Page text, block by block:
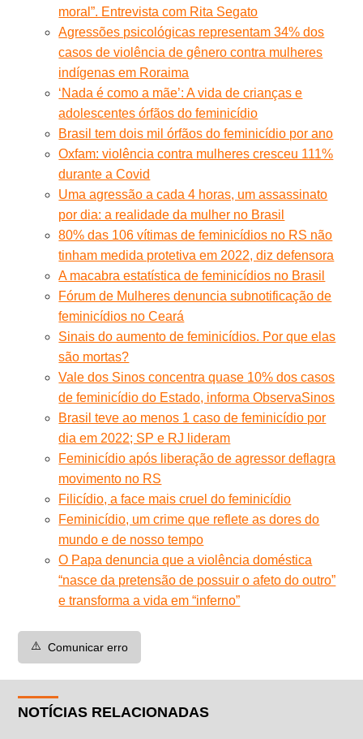
moral”. Entrevista com Rita Segato
Agressões psicológicas representam 34% dos
casos de violência de gênero contra mulheres
indígenas em Roraima
‘Nada é como a mãe’: A vida de crianças e
adolescentes órfãos do feminicídio
Brasil tem dois mil órfãos do feminicídio por ano
Oxfam: violência contra mulheres cresceu 111%
durante a Covid
Uma agressão a cada 4 horas, um assassinato
por dia: a realidade da mulher no Brasil
80% das 106 vítimas de feminicídios no RS não
tinham medida protetiva em 2022, diz defensora
A macabra estatística de feminicídios no Brasil
Fórum de Mulheres denuncia subnotificação de
feminicídios no Ceará
Sinais do aumento de feminicídios. Por que elas
são mortas?
Vale dos Sinos concentra quase 10% dos casos
de feminicídio do Estado, informa ObservaSinos
Brasil teve ao menos 1 caso de feminicídio por
dia em 2022; SP e RJ lideram
Feminicídio após liberação de agressor deflagra
movimento no RS
Filicídio, a face mais cruel do feminicídio
Feminicídio, um crime que reflete as dores do
mundo e de nosso tempo
O Papa denuncia que a violência doméstica
“nasce da pretensão de possuir o afeto do outro”
e transforma a vida em “inferno”
⚠️ Comunicar erro
NOTÍCIAS RELACIONADAS